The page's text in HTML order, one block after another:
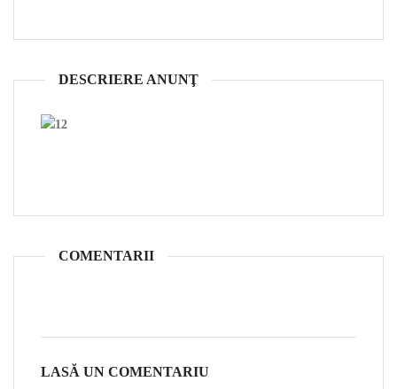
DESCRIERE ANUNŢ
COMENTARII
LASĂ UN COMENTARIU